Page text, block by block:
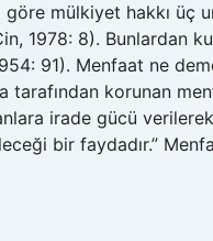
mülkiyet hakkı üç
1978: 8). Bunlardan
91). Menfaat ne
tarafından korunan
irade gücü
bir faydadır.”